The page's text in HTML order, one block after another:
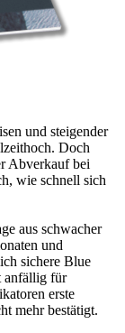
und steigender
Doch
Abverkauf bei
wie schnell sich
aus schwacher
und
sichere Blue
anfällig für
erste
mehr bestätigt.